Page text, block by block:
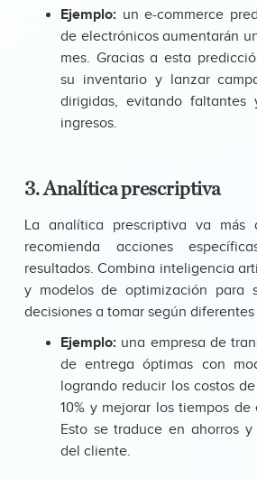
Ejemplo: un e-commerce
de electrónicos aumentarán
mes. Gracias a esta
su inventario y lanzar
dirigidas, evitando faltantes
ingresos.
3. Analítica prescriptiva
La analítica prescriptiva va
recomienda acciones
resultados. Combina inteligencia
y modelos de optimización para
decisiones a tomar según diferentes
Ejemplo: una empresa de
de entrega óptimas con
logrando reducir los costos
10% y mejorar los tiempos de
Esto se traduce en ahorros
del cliente.